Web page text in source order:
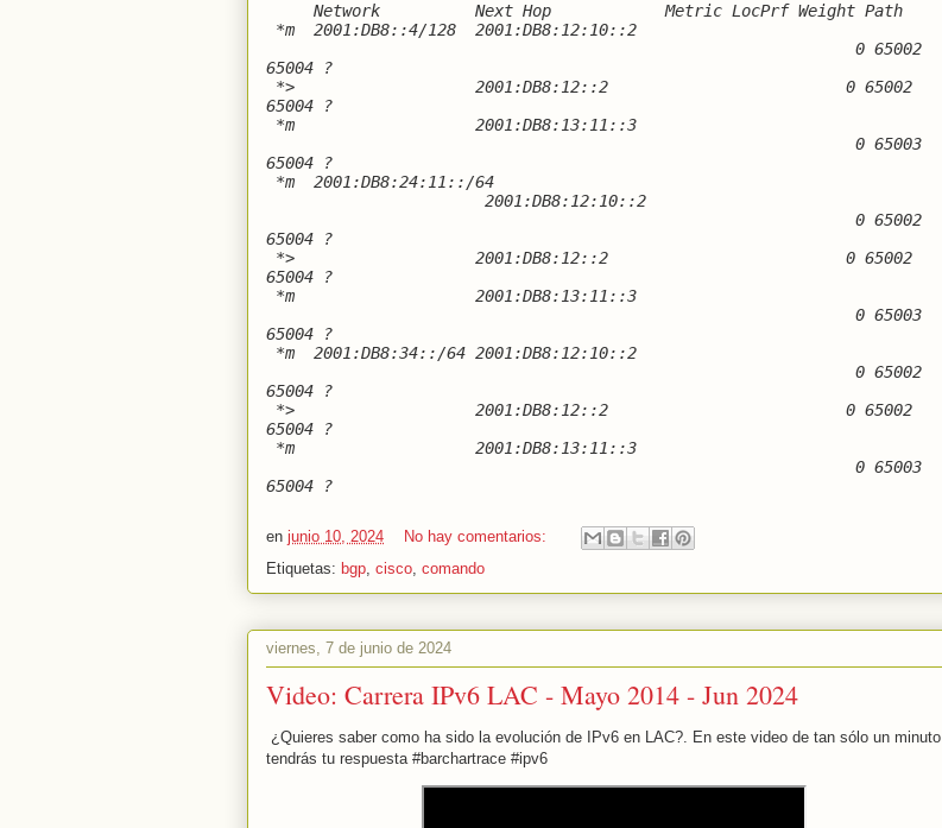
Network Next Hop
Metric LocPrf Weight Path
*m
2001:DB8::4/128
2001:DB8:12:10::2
0 65002
65004 ?
*>
2001:DB8:12::2
0 65002
65004 ?
*m
2001:DB8:13:11::3
0 65003
65004 ?
*m
2001:DB8:24:11::/64
2001:DB8:12:10::2
0 65002
65004 ?
*>
2001:DB8:12::2
0 65002
65004 ?
*m
2001:DB8:13:11::3
0 65003
65004 ?
*m
2001:DB8:34::/64 2001:DB8:12:10::2
0 65002
65004 ?
*>
2001:DB8:12::2
0 65002
65004 ?
*m
2001:DB8:13:11::3
0 65003
65004 ?
en junio 10, 2024
No hay comentarios:
Etiquetas: bgp, cisco, comando
viernes, 7 de junio de 2024
Video: Carrera IPv6 LAC - Mayo 2014 - Jun 2024
¿Quieres saber como ha sido la evolución de IPv6 en LAC?. En este video de tan sólo un minuto
tendrás tu respuesta #barchartrace #ipv6